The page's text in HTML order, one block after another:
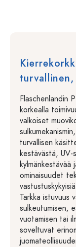
Flaschenlandin
korkealla
valkoiset
turvallisen
kestävästä, UV-
kylmänkestävää
ominaisuudet
Tarkka istuvuus
sulkeutumisen,
vuotamisen tai
soveltuvat